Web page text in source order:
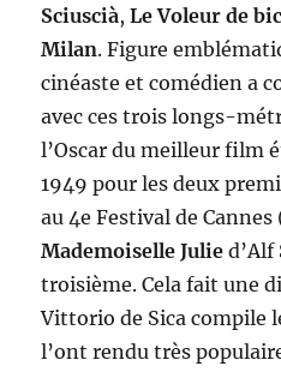
Sciuscià,Le Voleur de
Milan. Figure
cinéaste et comédien a
avec ces trois longs-
l’Oscar du meilleur film
1949 pour les deux
au 4e Festival de
Mademoiselle Julied’Alf
troisième. Cela fait une
Vittorio de Sica compile
l’ont rendu très